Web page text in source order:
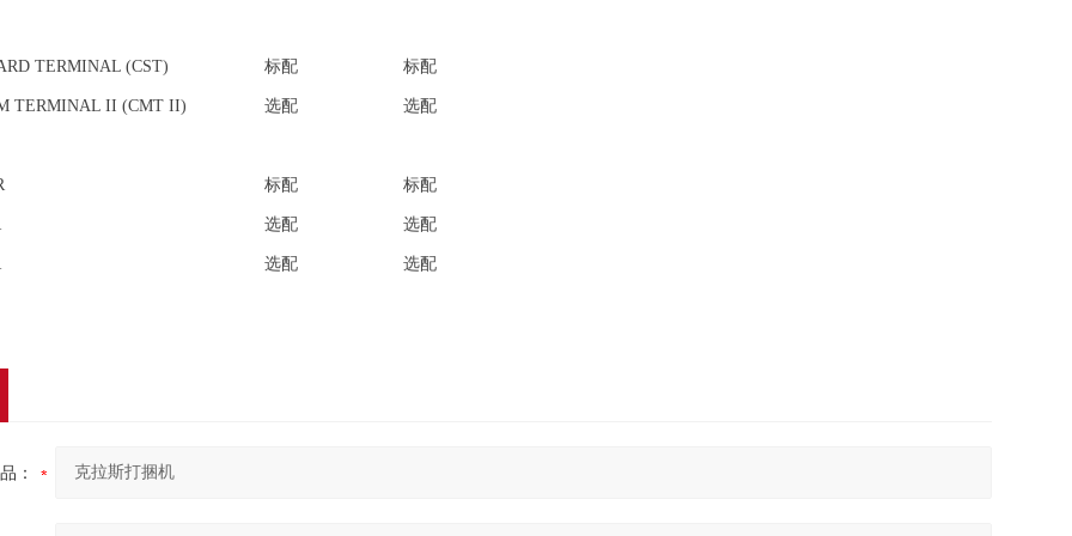
TERMINAL (CST) 标配 标配
TERMINAL II (CMT II) 选配 选配
标配 标配
选配 选配
选配 选配
：